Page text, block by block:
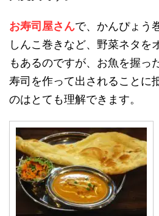
お寿司屋さんで、かんぴょう
しんこ巻きなど、野菜ネタを
もあるのですが、お魚を握っ
寿司を作って出されることに
のはとても理解できます。